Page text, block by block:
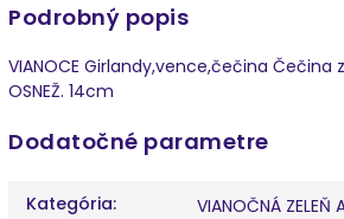
Podrobný popis
VIANOCE Girlandy,vence,čečina Čečina
OSNEŽ. 14cm
Dodatočné parametre
Kategória:
VIANOČNÁ ZELEŇ